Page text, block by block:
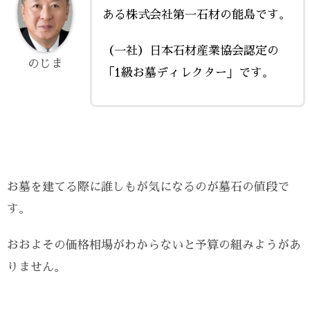
ある株式会社第一石材の能島です。
（一社）日本石材産業協会認定の
「1級お墓ディレクター」です。
のじま
お墓を建てる際に誰しもが気になるのが墓石の値段で
す。
おおよその価格相場がわからないと予算の組みようがあ
りません。